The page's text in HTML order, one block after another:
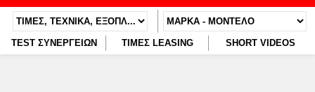
TEST ΣΥΝΕΡΓΕΙΩΝ ΤΙΜΕΣ LEASING SHORT VIDEOS